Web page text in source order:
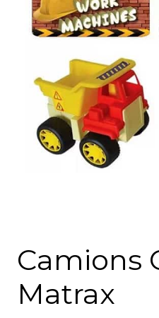
Camions
Matrax